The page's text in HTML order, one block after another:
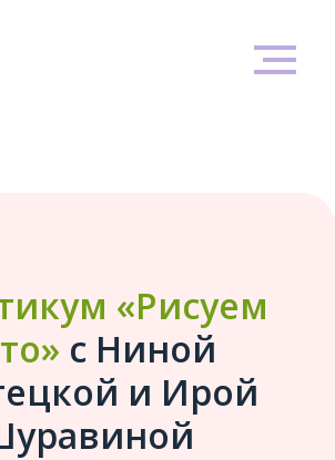
«Рисуем
с Ниной
и Ирой